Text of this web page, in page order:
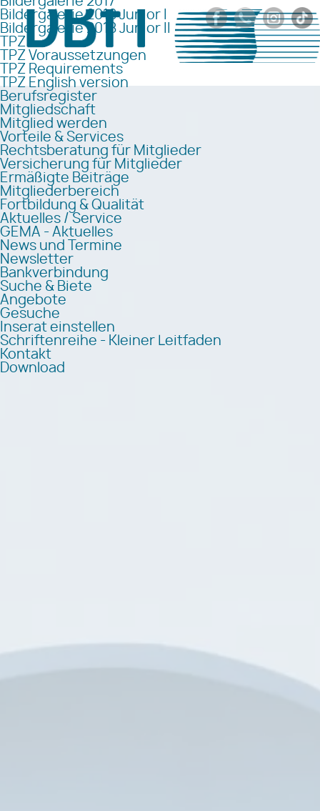
Bildergalerie 2018 Junior I
Bildergalerie 2018 Junior II
TPZ
TPZ Voraussetzungen
TPZ Requirements
TPZ English version
Berufsregister
Mitgliedschaft
Mitglied werden
Vorteile & Services
Rechtsberatung für Mitglieder
Versicherung für Mitglieder
Ermäßigte Beiträge
Mitgliederbereich
Fortbildung & Qualität
Aktuelles / Service
GEMA - Aktuelles
News und Termine
Newsletter
Bankverbindung
Suche & Biete
Angebote
Gesuche
Inserat einstellen
Schriftenreihe - Kleiner Leitfaden
Kontakt
Download